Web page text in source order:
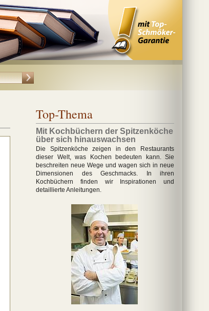
Top-Thema
Mit Kochbüchern der Spitzenköche
über sich hinauswachsen
Die Spitzenköche zeigen in den Restaurants
dieser Welt, was Kochen bedeuten kann. Sie
beschreiten neue Wege und wagen sich in neue
Dimensionen des Geschmacks. In ihren
Kochbüchern finden wir Inspirationen und
detaillierte Anleitungen.